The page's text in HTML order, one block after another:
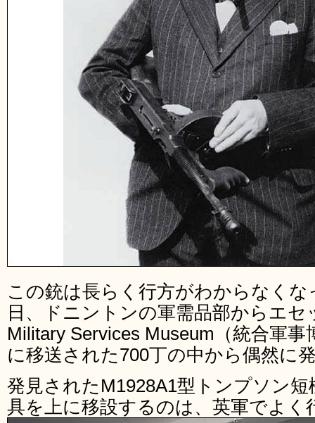
この銃は長らく行方がわからなく
日、ドニントンの軍需品部からエセ
Military Services Museum（統合軍
に移送された700丁の中から偶然に
発見されたM1928A1型トンプソン
具を上に移設するのは、英軍でよく